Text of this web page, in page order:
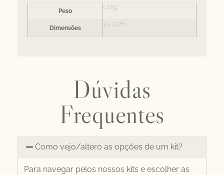
Dúvidas
Frequentes
Como vejo/altero as opções de um kit?
Para navegar pelos nossos kits e escolher as
Peso
0,1 kg
Dimensões
3 × 3 cm